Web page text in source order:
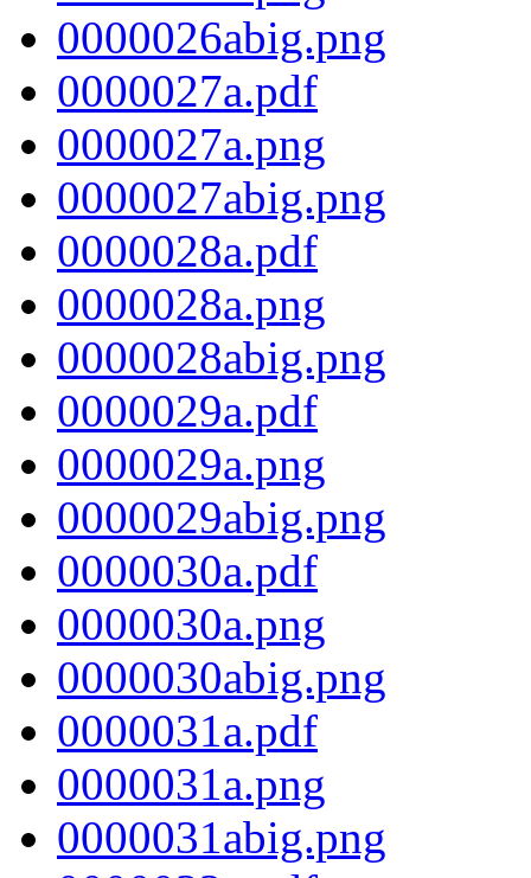
0000026abig.png
0000027a.pdf
0000027a.png
0000027abig.png
0000028a.pdf
0000028a.png
0000028abig.png
0000029a.pdf
0000029a.png
0000029abig.png
0000030a.pdf
0000030a.png
0000030abig.png
0000031a.pdf
0000031a.png
0000031abig.png